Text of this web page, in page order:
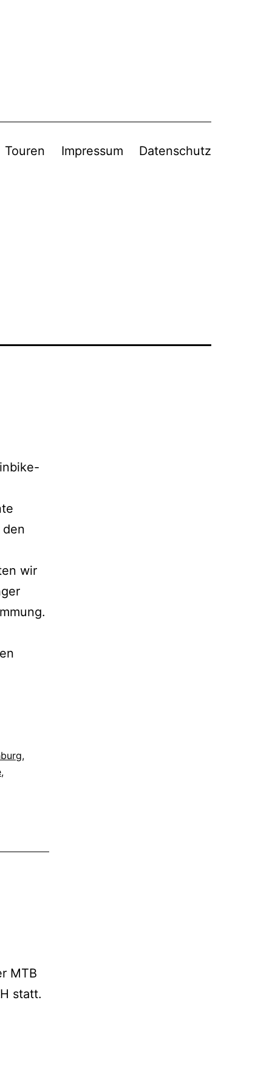
Touren Impressum Datenschutz
wir
,
,
MTB
statt.